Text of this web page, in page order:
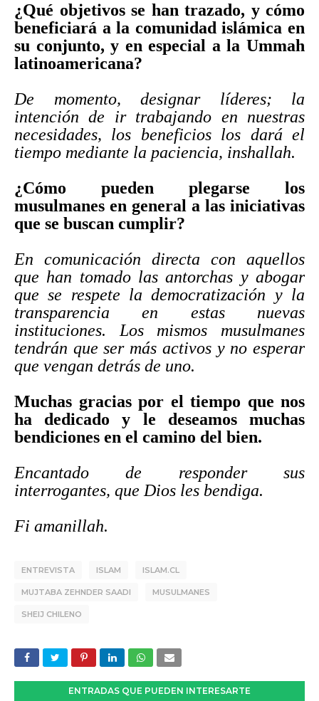
¿Qué objetivos se han trazado, y cómo
beneficiará a la comunidad islámica en
su conjunto, y en especial a la Ummah
latinoamericana?
De momento, designar líderes; la
intención de ir trabajando en nuestras
necesidades, los beneficios los dará el
tiempo mediante la paciencia, inshallah.
¿Cómo pueden plegarse los
musulmanes en general a las iniciativas
que se buscan cumplir?
En comunicación directa con aquellos
que han tomado las antorchas y abogar
que se respete la democratización y la
transparencia en estas nuevas
instituciones. Los mismos musulmanes
tendrán que ser más activos y no esperar
que vengan detrás de uno.
Muchas gracias por el tiempo que nos
ha dedicado y le deseamos muchas
bendiciones en el camino del bien.
Encantado de responder sus
interrogantes, que Dios les bendiga.
Fi amanillah.
ENTREVISTA ISLAM ISLAM.CL
MUJTABA ZEHNDER SAADI MUSULMANES
SHEIJ CHILENO
ENTRADAS QUE PUEDEN INTERESARTE